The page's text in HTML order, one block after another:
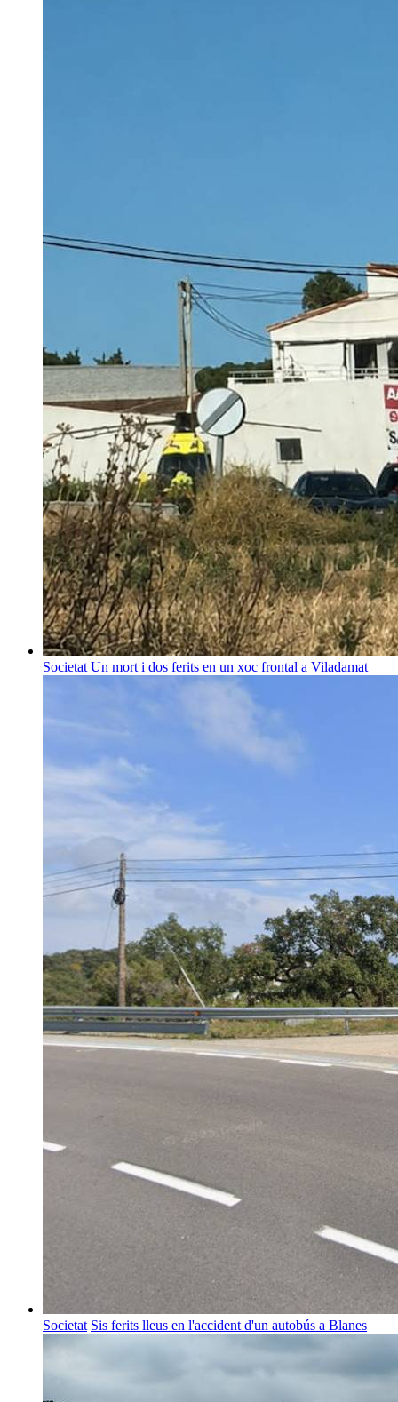
Societat Un mort i dos ferits en un xoc frontal a Viladamat
Societat Sis ferits lleus en l'accident d'un autobús a Blanes